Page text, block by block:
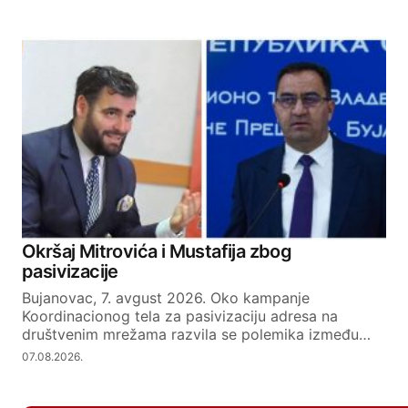
Okršaj Mitrovića i Mustafija zbog
pasivizacije
Bujanovac, 7. avgust 2026. Oko kampanje
Koordinacionog tela za pasivizaciju adresa na
društvenim mrežama razvila se polemika između…
07.08.2026.